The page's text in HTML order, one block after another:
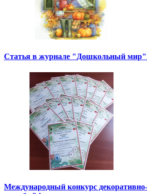
Статья в журнале "Дошкольный
Международный конкурс